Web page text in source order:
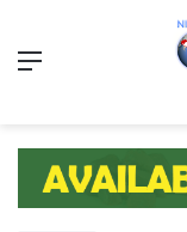
Menu